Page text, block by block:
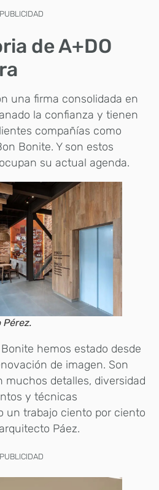
PUBLICIDAD
de A+DO
una firma consolidada en
la confianza y tienen
compañías como
Bonite. Y son estos
su actual agenda.
hemos estado desde
de imagen. Son
muchos detalles, diversidad
y técnicas
un trabajo ciento por ciento
Páez.
PUBLICIDAD